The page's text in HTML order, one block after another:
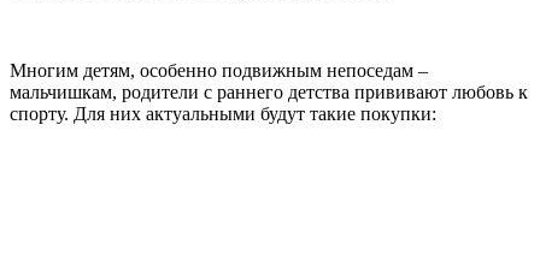
Многим детям, особенно подвижным непоседам –
мальчишкам, родители с раннего детства прививают любовь к
спорту. Для них актуальными будут такие покупки: